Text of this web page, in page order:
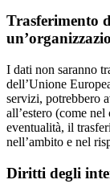
Trasferimento
I dati non saranno
dell’Unione
servizi, potrebbero
all’estero (come
eventualità, il
nell’ambito e nel
Diritti degli